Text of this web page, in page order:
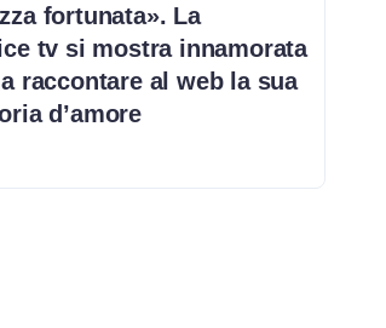
fortunata». La
tv si mostra innamorata
raccontare al web la sua
d’amore